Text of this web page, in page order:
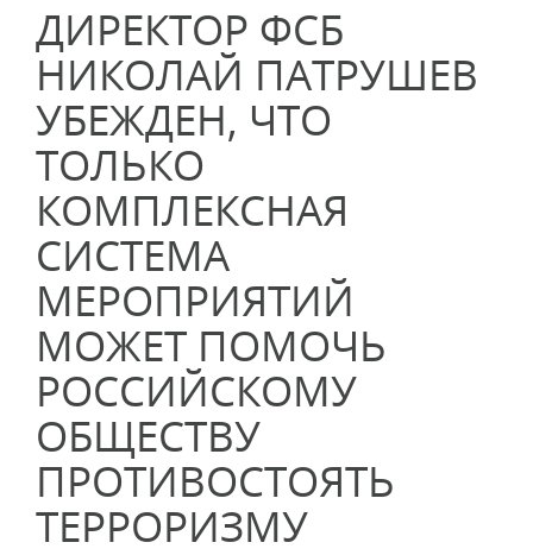
ДИРЕКТОР ФСБ
НИКОЛАЙ ПАТРУШЕВ
УБЕЖДЕН, ЧТО
ТОЛЬКО
КОМПЛЕКСНАЯ
СИСТЕМА
МЕРОПРИЯТИЙ
МОЖЕТ ПОМОЧЬ
РОССИЙСКОМУ
ОБЩЕСТВУ
ПРОТИВОСТОЯТЬ
ТЕРРОРИЗМУ